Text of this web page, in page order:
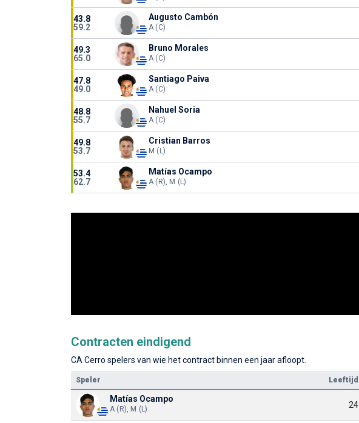
43.8
59.2
Augusto Cambón
A (C)
49.3
65.0
Bruno Morales
A (C)
47.8
49.0
Santiago Paiva
A (C)
48.8
55.7
Nahuel Soria
A (C)
49.8
53.7
Cristian Barros
M (L)
53.4
62.7
Matías Ocampo
A (R), M (L)
Contracten eindigend
CA Cerro spelers van wie het contract binnen een jaar afloopt.
Speler Leeftijd
Matías Ocampo
A (R), M (L) 24